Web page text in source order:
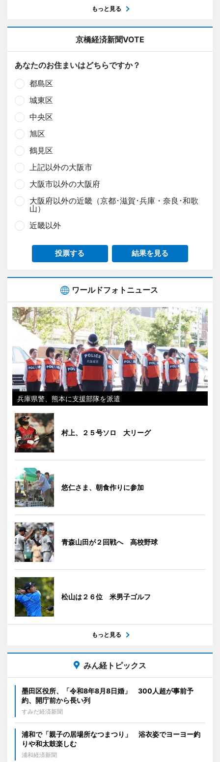
もっと見る
京橋経済新聞VOTE
あなたのお住まいはどちらですか？
都島区
城東区
中央区
旭区
鶴見区
上記以外の大阪市
大阪市以外の大阪府
大阪府以外の近畿（京都･滋賀･兵庫・奈良･和歌
山）
近畿以外
投票する 結果を見る
ワールドフォトニュース
兵庫県警、熊本に支援部隊を派遣
村上、２５号ソロ 大リーグ
悠仁さま、朝食作りに参加
青森山田が２回戦へ 高校野球
松山は２６位 米男子ゴルフ
もっと見る
みん経トピックス
墨田区役所、「令和8年8月8日婚」 300人超が事前予
約、開庁前から長い列
すみだ経済新聞
浦和で「親子の居場所なつまつり」 浴衣姿でヨーヨー釣
りや和太鼓楽しむ
浦和経済新聞